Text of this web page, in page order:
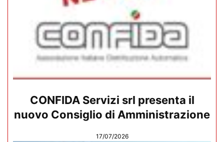
CONFIDA Servizi srl presenta il
nuovo Consiglio di Amministrazione
17/07/2026